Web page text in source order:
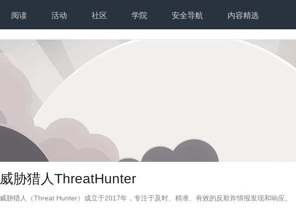
阅读 活动 社区 学院 安全导航 内容精选
威胁猎人ThreatHunter
威胁猎人（Threat Hunter）成立于2017年，专注于及时、精准、有效的反欺诈情报发现和响应。